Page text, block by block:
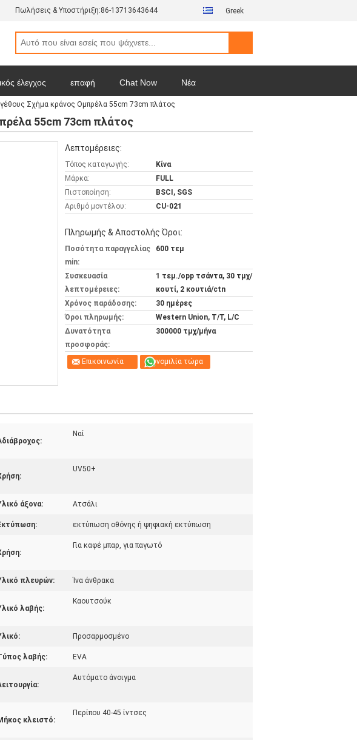
Πωλήσεις & Υποστήριξη:86-13713643644 Greek
έλεγχος επαφή Chat Now Νέα
Σχήμα κράνος Ομπρέλα 55cm 73cm πλάτος
55cm 73cm πλάτος
Λεπτομέρειες:
Τόπος καταγωγής:
Κίνα
Μάρκα:
FULL
Πιστοποίηση:
BSCI, SGS
Αριθμό μοντέλου:
CU-021
Πληρωμής & Αποστολής Όροι:
Ποσότητα παραγγελίας
min:
600 τεμ
Συσκευασία
λεπτομέρειες:
1 τεμ./opp τσάντα, 30 τμχ/
κουτί, 2 κουτιά/ctn
Χρόνος παράδοσης:
30 ημέρες
Όροι πληρωμής:
Western Union, T/T, L/C
Δυνατότητα
προσφοράς:
300000 τμχ/μήνα
Επικοινωνία Συνομιλία τώρα
Ναί
UV50+
άξονα: Ατσάλι
εκτύπωση οθόνης ή ψηφιακή εκτύπωση
Για καφέ μπαρ, για παγωτό
πλευρών: Ίνα άνθρακα
λαβής:
Καουτσούκ
Προσαρμοσμένο
λαβής: EVA
Αυτόματο άνοιγμα
κλειστό:
Περίπου 40-45 ίντσες